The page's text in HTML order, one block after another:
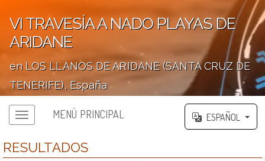
VI TRAVESÍA A NADO PLAYAS DE
ARIDANE
en LOS LLANOS DE ARIDANE (SANTA CRUZ DE
TENERIFE), España
';
MENÚ PRINCIPAL ESPAÑOL
RESULTADOS